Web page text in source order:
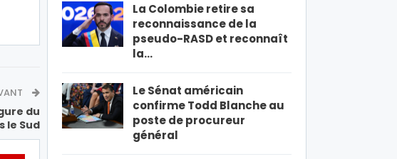
du
le Sud
La Colombie retire sa
reconnaissance de la
pseudo-RASD et reconnaît
la…
Le Sénat américain
confirme Todd Blanche au
poste de procureur
général